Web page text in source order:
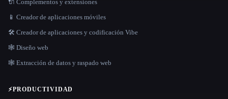
🔌 Complementos y extensiones
📱 Creador de aplicaciones móviles
🛠️ Creador de aplicaciones y codificación Vibe
🕸 Diseño web
🕸️ Extracción de datos y raspado web
⚡PRODUCTIVIDAD